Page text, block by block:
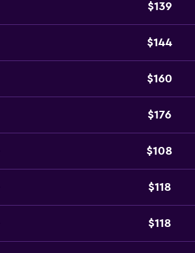
$139
$144
$160
$176
$108
$118
$118